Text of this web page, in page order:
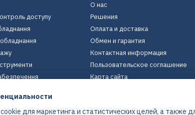
доступу
О нас
Решения
Оплата и доставка
Обмен и гарантия
Контактная информация
Пользовательское соглашение
Карта сайта
для маркетинга и статистических целей, а также